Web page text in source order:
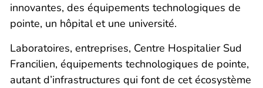
innovantes, des équipements technologiques de
pointe, un hôpital et une université.
Laboratoires, entreprises, Centre Hospitalier Sud
Francilien, équipements technologiques de pointe,
autant d’infrastructures qui font de cet écosystème